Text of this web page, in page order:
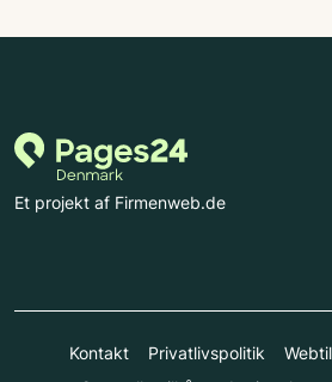
Et projekt af Firmenweb.de
Kontakt Privatlivspolitik